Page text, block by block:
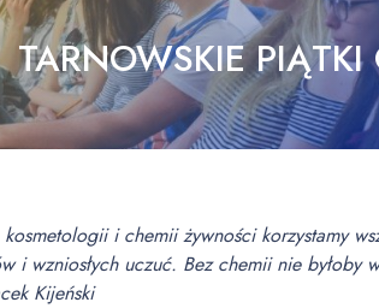
TARNOWSKIE
i chemii żywności korzystamy
i wzniosłych uczuć. Bez chemii nie
Kijeński